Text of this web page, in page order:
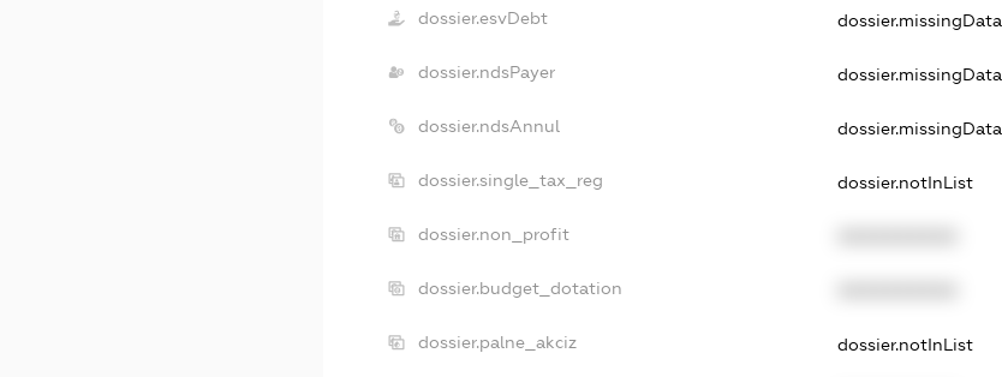
dossier.esvDebt dossier.missingData
dossier.ndsPayer dossier.missingData
dossier.ndsAnnul dossier.missingData
dossier.single_tax_reg dossier.notInList
dossier.non_profit
dossier.budget_dotation
dossier.palne_akciz dossier.notInList